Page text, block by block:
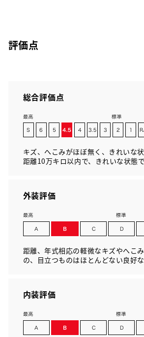
評価点
総合評価点
キズ、へこみがほぼ無く、きれいな
距離10万キロ以内で、きれいな状態で
外装評価
距離、年式相応の軽微なキズやへこ
の、目立つものはほとんどない良好な
内装評価